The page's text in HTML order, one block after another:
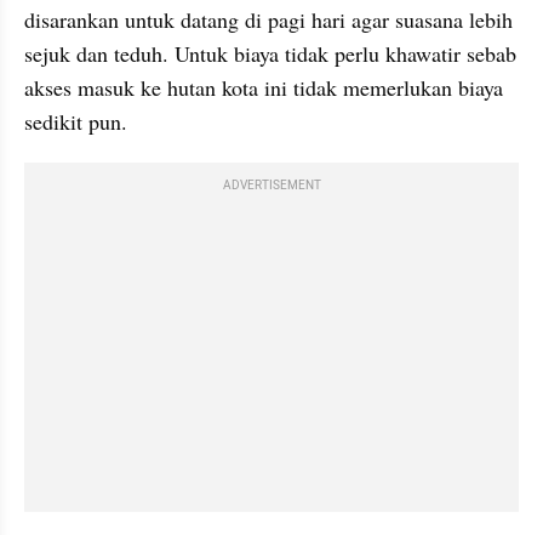
disarankan untuk datang di pagi hari agar suasana lebih
sejuk dan teduh. Untuk biaya tidak perlu khawatir sebab
akses masuk ke hutan kota ini tidak memerlukan biaya
sedikit pun.
ADVERTISEMENT